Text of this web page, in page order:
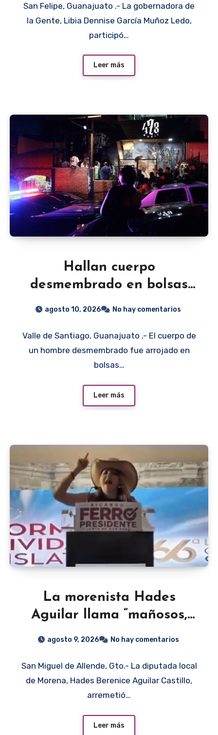
SADER
San Felipe, Guanajuato .- La gobernadora de
la Gente, Libia Dennise García Muñoz Ledo,
participó…
Leer más
Hallan cuerpo
desmembrado en bolsas
quemadas en carretera
agosto 10, 2026 No hay comentarios
Valle de Santiago, Guanajuato .- El cuerpo de
un hombre desmembrado fue arrojado en
bolsas…
Leer más
La morenista Hades
Aguilar llama “mañosos,
corruptos, cochinos y
priistas
agosto 9, 2026 No hay comentarios
San Miguel de Allende, Gto.- La diputada local
de Morena, Hades Berenice Aguilar Castillo,
arremetió…
Leer más